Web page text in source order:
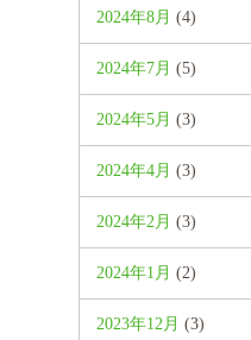
2024年8月 (4)
2024年7月 (5)
2024年5月 (3)
2024年4月 (3)
2024年2月 (3)
2024年1月 (2)
2023年12月 (3)